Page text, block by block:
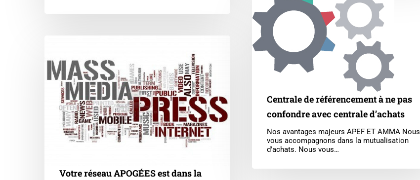
référencement
à
pas
confondre
centrale
d’achats
Centrale de référencement à ne pas
confondre avec centrale d’achats
Nos avantages majeurs APEF ET AMMA Nous
vous accompagnons dans la mutualisation
d'achats. Nous vous…
est
dans
presse
Votre réseau APOGÉES est dans la